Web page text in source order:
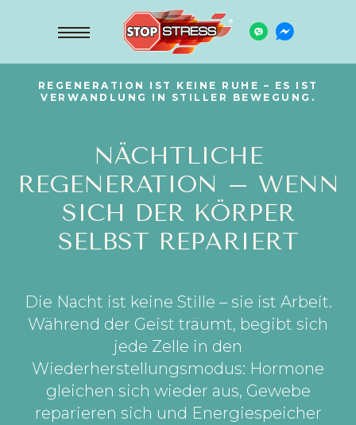
REGENERATION IST KEINE RUHE – ES IST
VERWANDLUNG IN STILLER BEWEGUNG.
NÄCHTLICHE
REGENERATION – WENN
SICH DER KÖRPER
SELBST REPARIERT
Die Nacht ist keine Stille – sie ist Arbeit.
Während der Geist träumt, begibt sich
jede Zelle in den
Wiederherstellungsmodus: Hormone
gleichen sich wieder aus, Gewebe
reparieren sich und Energiespeicher